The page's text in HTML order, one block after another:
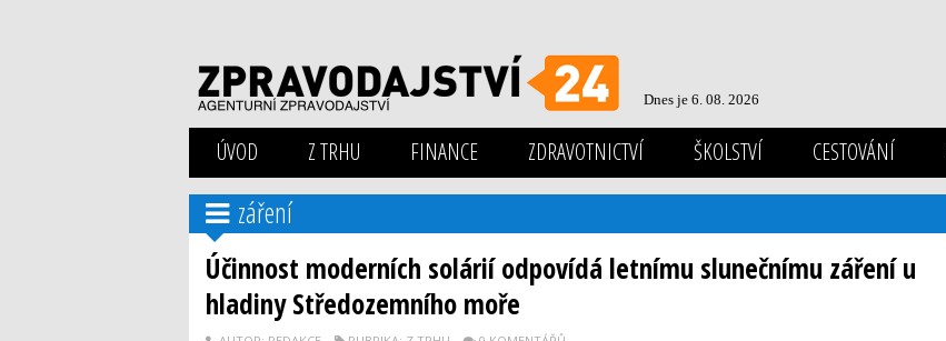
Dnes je 6. 08. 2026
ÚVOD Z TRHU FINANCE ZDRAVOTNICTVÍ ŠKOLSTVÍ CESTOVÁNÍ
záření
Účinnost moderních solárií odpovídá letnímu slunečnímu záření u
hladiny Středozemního moře